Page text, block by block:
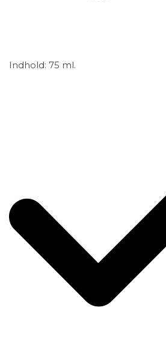
Indhold: 75 ml.